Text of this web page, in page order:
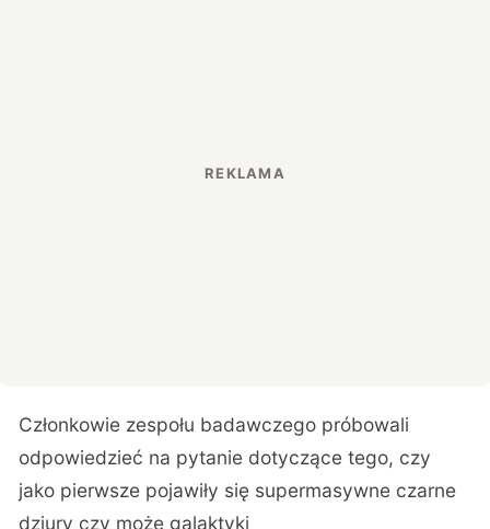
Członkowie zespołu badawczego próbowali
odpowiedzieć na pytanie dotyczące tego, czy
jako pierwsze pojawiły się supermasywne czarne
dziury czy może galaktyki